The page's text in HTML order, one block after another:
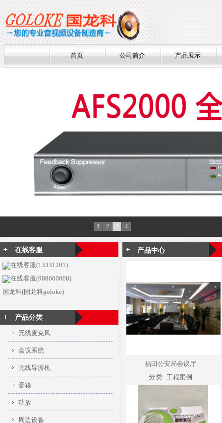
首页 公司简介 产品展示
1 2 3 4
在线客服
在线客服(13331201)
在线客服(908660068)
国龙科(国龙科goloke)
产品分类
无线麦克风
会议系统
无线导游机
音箱
功放
周边设备
产品中心
福田公安局会议厅
分类: 工程案例